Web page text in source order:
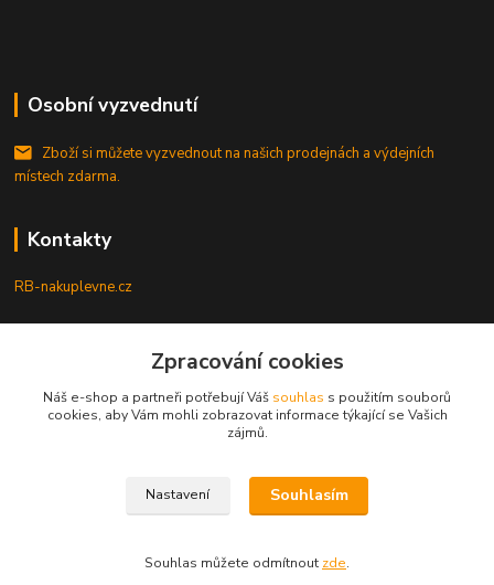
Osobní vyzvednutí
Zboží si můžete vyzvednout na našich prodejnách a výdejních
místech zdarma.
Kontakty
RB-nakuplevne.cz
+420 222722421
info@rb-nakuplevne.cz
Zpracování cookies
Náš e-shop a partneři potřebují Váš souhlas s použitím souborů
cookies, aby Vám mohli zobrazovat informace týkající se Vašich
zájmů.
Nastavení Souhlasím
Souhlas můžete odmítnout zde.